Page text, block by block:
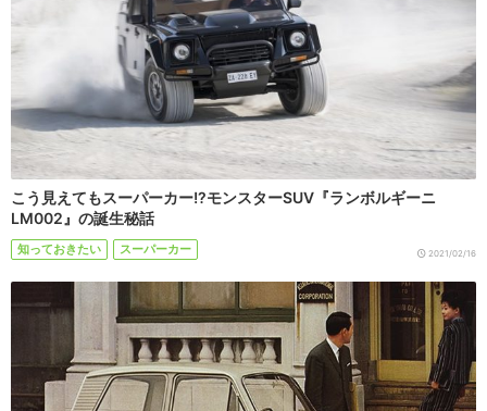
こう見えてもスーパーカー!?モンスターSUV『ランボルギーニ
LM002』の誕生秘話
知っておきたい スーパーカー 2021/02/16